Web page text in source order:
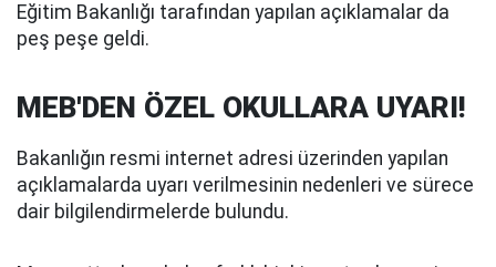
Eğitim Bakanlığı tarafından yapılan açıklamalar da
peş peşe geldi.
MEB'DEN ÖZEL OKULLARA UYARI!
Bakanlığın resmi internet adresi üzerinden yapılan
açıklamalarda uyarı verilmesinin nedenleri ve sürece
dair bilgilendirmelerde bulundu.